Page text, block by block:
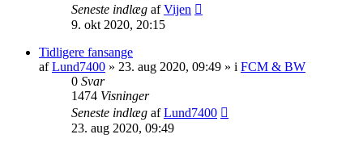
Seneste indlæg afVijen
9. okt 2020, 20:15
Tidligere fansange
afLund7400 » 23. aug 2020, 09:49 » i FCM & BW
0 Svar
1474 Visninger
Seneste indlæg afLund7400
23. aug 2020, 09:49